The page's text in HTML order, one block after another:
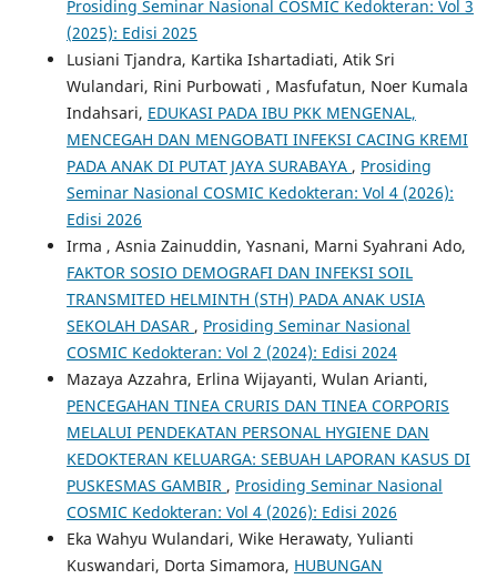
Prosiding Seminar Nasional COSMIC Kedokteran: Vol 3
(2025): Edisi 2025
Lusiani Tjandra, Kartika Ishartadiati, Atik Sri
Wulandari, Rini Purbowati , Masfufatun, Noer Kumala
Indahsari, EDUKASI PADA IBU PKK MENGENAL,
MENCEGAH DAN MENGOBATI INFEKSI CACING KREMI
PADA ANAK DI PUTAT JAYA SURABAYA , Prosiding
Seminar Nasional COSMIC Kedokteran: Vol 4 (2026):
Edisi 2026
Irma , Asnia Zainuddin, Yasnani, Marni Syahrani Ado,
FAKTOR SOSIO DEMOGRAFI DAN INFEKSI SOIL
TRANSMITED HELMINTH (STH) PADA ANAK USIA
SEKOLAH DASAR , Prosiding Seminar Nasional
COSMIC Kedokteran: Vol 2 (2024): Edisi 2024
Mazaya Azzahra, Erlina Wijayanti, Wulan Arianti,
PENCEGAHAN TINEA CRURIS DAN TINEA CORPORIS
MELALUI PENDEKATAN PERSONAL HYGIENE DAN
KEDOKTERAN KELUARGA: SEBUAH LAPORAN KASUS DI
PUSKESMAS GAMBIR , Prosiding Seminar Nasional
COSMIC Kedokteran: Vol 4 (2026): Edisi 2026
Eka Wahyu Wulandari, Wike Herawaty, Yulianti
Kuswandari, Dorta Simamora, HUBUNGAN